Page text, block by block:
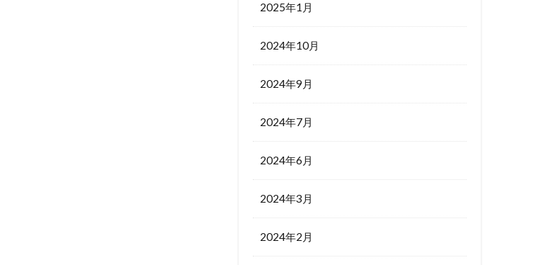
2025年1月
2024年10月
2024年9月
2024年7月
2024年6月
2024年3月
2024年2月